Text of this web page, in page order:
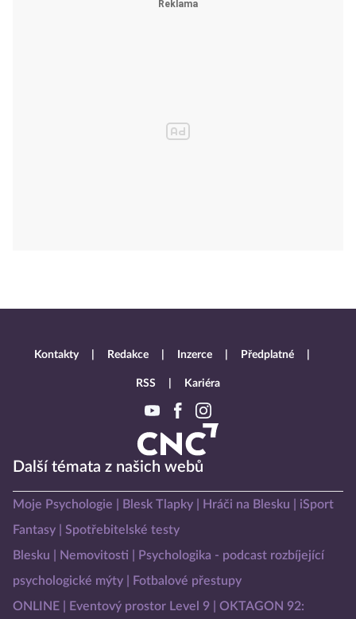
Další témata z našich webů
Moje Psychologie Blesk Tlapky Hráči na Blesku
iSport
Fantasy
Spotřebitelské testy
Blesku
Nemovitosti
Psychologika - podcast rozbíjející
psychologické mýty
Fotbalové přestupy
ONLINE
Eventový prostor Level 9
OKTAGON 92:
Kontakty Redakce Inzerce Předplatné
RSS Kariéra